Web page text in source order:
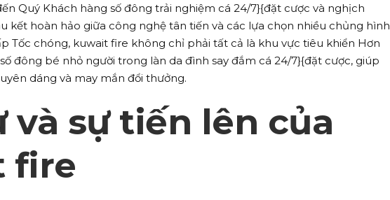
Quý Khách hàng số đông trải nghiệm cá 24/7}{đặt cược và nghịch
kết hoàn hảo giữa công nghệ tân tiến và các lựa chọn nhiều chủng hình
Tốc chóng, kuwait fire không chỉ phải tất cả là khu vực tiêu khiển Hơn
đông bé nhỏ người trong làn da đình say đắm cá 24/7}{đặt cược, giúp
dáng và may mắn đổi thưởng.
và sự tiến lên của
fire